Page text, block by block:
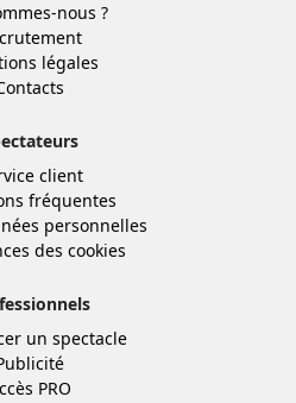
nous ?
légales
client
fréquentes
personnelles
des cookies
un spectacle
PRO